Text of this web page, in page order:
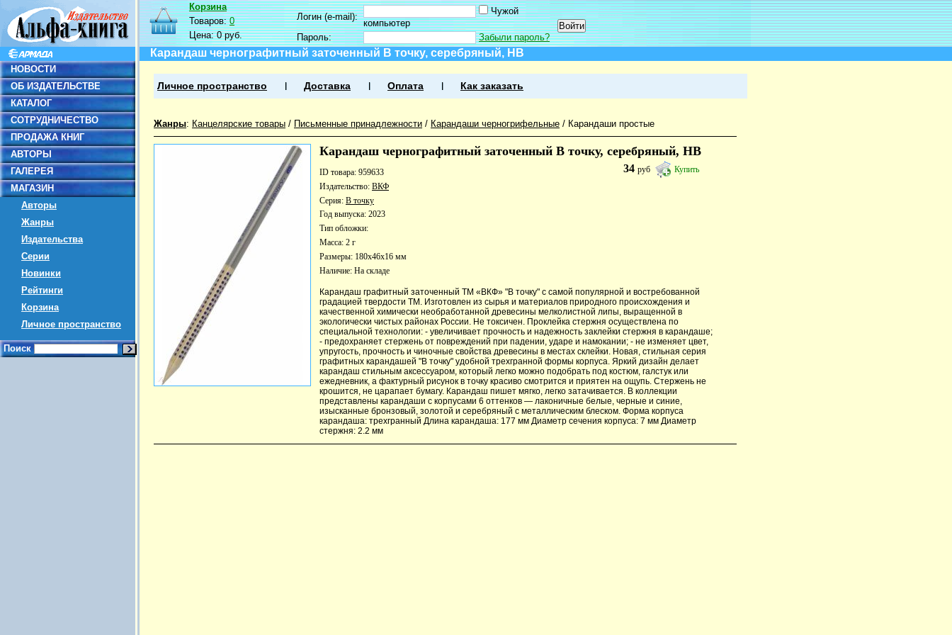
НОВОСТИ
ОБ ИЗДАТЕЛЬСТВЕ
КАТАЛОГ
СОТРУДНИЧЕСТВО
ПРОДАЖА КНИГ
АВТОРЫ
ГАЛЕРЕЯ
МАГАЗИН
Авторы
Жанры
Издательства
Серии
Новинки
Рейтинги
Корзина
Личное пространство
Поиск
Корзина
Товаров:0
Цена:0 руб.
Логин (e-mail):
Чужой
компьютер
Пароль:
Забыли пароль?
Карандаш чернографитный заточенный В точку, серебряный, HB
Личное пространство Доставка Оплата Как заказать
Жанры: Канцелярские товары / Письменные принадлежности / Карандаши черногрифельные / Карандаши простые
Карандаш чернографитный заточенный В точку, серебряный, HB
34руб Купить
ID товара: 959633
Издательство: ВКФ
Серия: В точку
Год выпуска: 2023
Тип обложки:
Масса: 2 г
Размеры: 180x46x16 мм
Наличие: На складе
Карандаш графитный заточенный ТМ «ВКФ» "В точку" с самой популярной и востребованной
градацией твердости ТМ. Изготовлен из сырья и материалов природного происхождения и
качественной химически необработанной древесины мелколистной липы, выращенной в
экологически чистых районах России. Не токсичен. Проклейка стержня осуществлена по
специальной технологии: - увеличивает прочность и надежность заклейки стержня в карандаше;
- предохраняет стержень от повреждений при падении, ударе и намокании; - не изменяет цвет,
упругость, прочность и чиночные свойства древесины в местах склейки. Новая, стильная серия
графитных карандашей "В точку" удобной трехгранной формы корпуса. Яркий дизайн делает
карандаш стильным аксессуаром, который легко можно подобрать под костюм, галстук или
ежедневник, а фактурный рисунок в точку красиво смотрится и приятен на ощупь. Стержень не
крошится, не царапает бумагу. Карандаш пишет мягко, легко затачивается. В коллекции
представлены карандаши с корпусами 6 оттенков — лаконичные белые, черные и синие,
изысканные бронзовый, золотой и серебряный с металлическим блеском. Форма корпуса
карандаша: трехгранный Длина карандаша: 177 мм Диаметр сечения корпуса: 7 мм Диаметр
стержня: 2.2 мм